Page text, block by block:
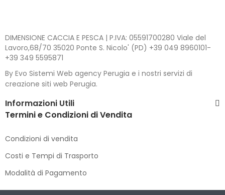
DIMENSIONE CACCIA E PESCA | P.IVA: 05591700280 Viale del
Lavoro,68/70 35020 Ponte S. Nicolo' (PD) +39 049 8960101-
+39 349 5595871
By Evo Sistemi Web agency Perugia e i nostri servizi di
creazione siti web Perugia.
Informazioni Utili
Termini e Condizioni di Vendita
Condizioni di vendita
Costi e Tempi di Trasporto
Modalità di Pagamento